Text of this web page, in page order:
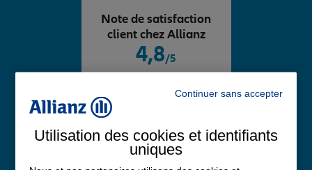
4,8/5
Note de 4.8 sur 5
Avis Google
Note de satisfaction
client chez Allianz
Continuer sans accepter
Utilisation des cookies et identifiants
uniques